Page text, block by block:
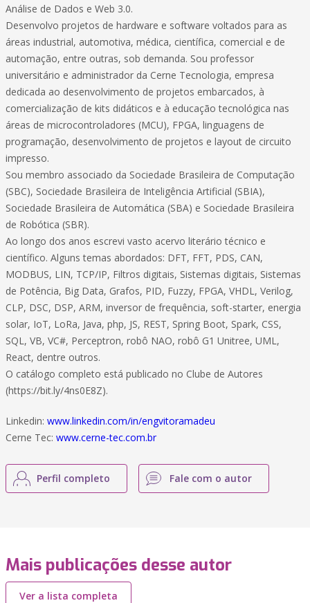
Análise de Dados e Web 3.0.
Desenvolvo projetos de hardware e software voltados para as
áreas industrial, automotiva, médica, científica, comercial e de
automação, entre outras, sob demanda. Sou professor
universitário e administrador da Cerne Tecnologia, empresa
dedicada ao desenvolvimento de projetos embarcados, à
comercialização de kits didáticos e à educação tecnológica nas
áreas de microcontroladores (MCU), FPGA, linguagens de
programação, desenvolvimento de projetos e layout de circuito
impresso.
Sou membro associado da Sociedade Brasileira de Computação
(SBC), Sociedade Brasileira de Inteligência Artificial (SBIA),
Sociedade Brasileira de Automática (SBA) e Sociedade Brasileira
de Robótica (SBR).
Ao longo dos anos escrevi vasto acervo literário técnico e
científico. Alguns temas abordados: DFT, FFT, PDS, CAN,
MODBUS, LIN, TCP/IP, Filtros digitais, Sistemas digitais, Sistemas
de Potência, Big Data, Grafos, PID, Fuzzy, FPGA, VHDL, Verilog,
CLP, DSC, DSP, ARM, inversor de frequência, soft-starter, energia
solar, IoT, LoRa, Java, php, JS, REST, Spring Boot, Spark, CSS,
SQL, VB, VC#, Perceptron, robô NAO, robô G1 Unitree, UML,
React, dentre outros.
O catálogo completo está publicado no Clube de Autores
(https://bit.ly/4ns0E8Z).
Linkedin: www.linkedin.com/in/engvitoramadeu
Cerne Tec: www.cerne-tec.com.br
Perfil completo Fale com o autor
Mais publicações desse autor
Ver a lista completa